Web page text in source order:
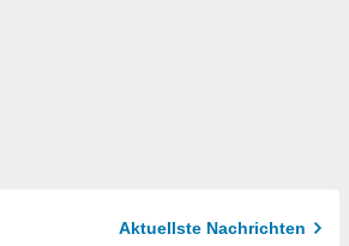
Aktuellste Nachrichten